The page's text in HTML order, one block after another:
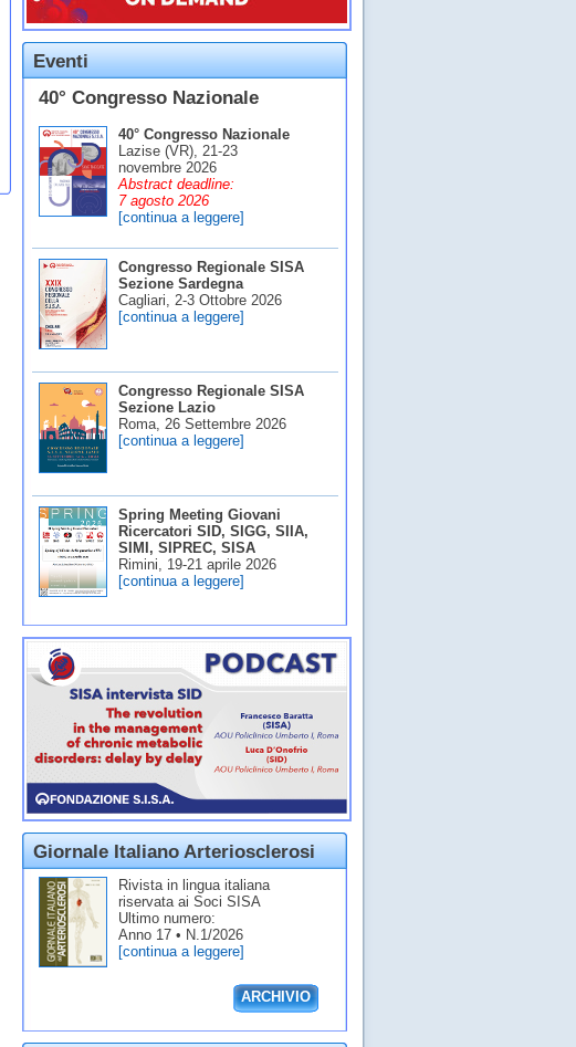
Eventi
40° Congresso Nazionale
40° Congresso Nazionale
Lazise (VR), 21-23
novembre 2026
Abstract deadline:
7 agosto 2026
[continua a leggere]
Congresso Regionale SISA
Sezione Sardegna
Cagliari, 2-3 Ottobre 2026
[continua a leggere]
Congresso Regionale SISA
Sezione Lazio
Roma, 26 Settembre 2026
[continua a leggere]
Spring Meeting Giovani
Ricercatori SID, SIGG, SIIA,
SIMI, SIPREC, SISA
Rimini, 19-21 aprile 2026
[continua a leggere]
Giornale Italiano Arteriosclerosi
Rivista in lingua italiana
riservata ai Soci SISA
Ultimo numero:
Anno 17 • N.1/2026
[continua a leggere]
ARCHIVIO